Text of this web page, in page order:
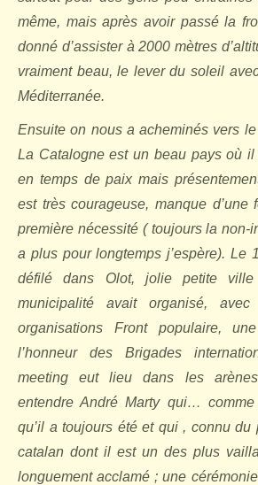
même, mais après avoir passé la
donné d’assister à 2000 mètres
vraiment beau, le lever du soleil
Méditerranée.
Ensuite on nous a acheminés vers le
La Catalogne est un beau pays où
en temps de paix mais
est très courageuse, manque d’une
première nécessité ( toujours la non-
a plus pour longtemps j’espère). Le
défilé dans Olot, jolie petite
municipalité avait organisé,
organisations Front populaire,
l’honneur des Brigades
meeting eut lieu dans les
entendre André Marty qui… comme
qu’il a toujours été et qui , connu du
catalan dont il est un des plus
longuement acclamé ; une